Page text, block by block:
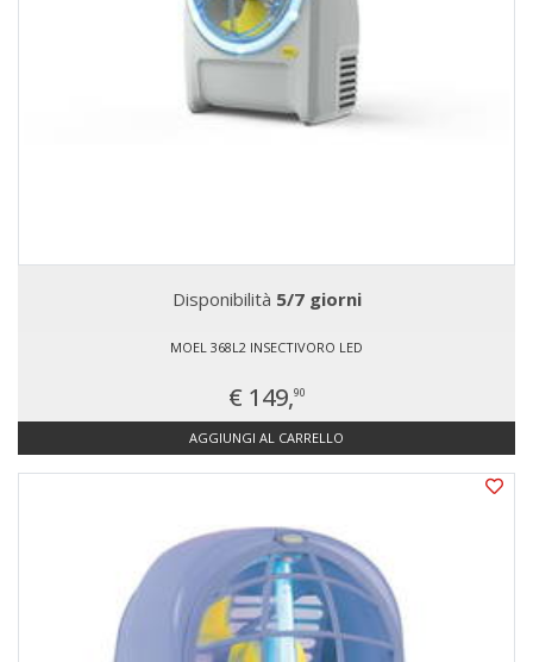
Disponibilità 5/7 giorni
MOEL 368L2 INSECTIVORO LED
€ 149,90
AGGIUNGI AL CARRELLO